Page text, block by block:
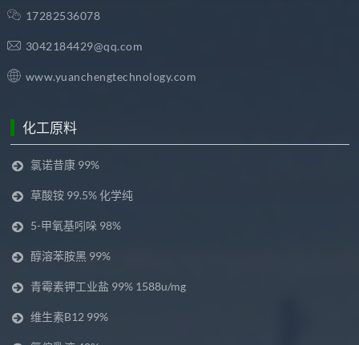
17282536078
3042184429@qq.com
www.yuanchengtechnology.com
化工原料
氯诺昔康 99%
草酸铵 99.5% 化学纯
5-甲氧基吲哚 98%
醇溶苯胺黑 99%
青霉素钾工业盐 99% 1588u/mg
维生素B12 99%